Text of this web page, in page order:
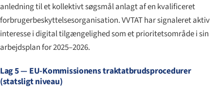
anledning til et kollektivt søgsmål anlagt af en kvalificeret
forbrugerbeskyttelsesorganisation. VVTAT har signaleret aktiv
interesse i digital tilgængelighed som et prioritetsområde i sin
arbejdsplan for 2025–2026.
Lag 5 — EU-Kommissionens traktatbrudsprocedurer
(statsligt niveau)